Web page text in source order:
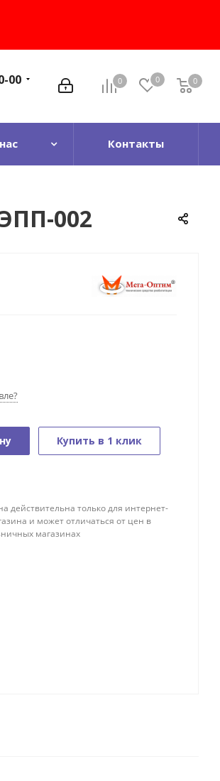
0 0 0
0
00
Контакты
002
Купить в 1 клик
действительна только для интернет-
и может отличаться от цен в
магазинах